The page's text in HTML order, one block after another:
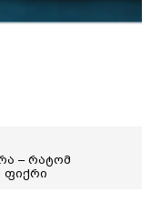
– რატომ
ფიქრი